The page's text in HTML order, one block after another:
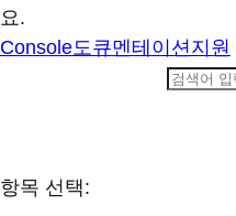
요.
Console도큐멘테이션지원
항목 선택: